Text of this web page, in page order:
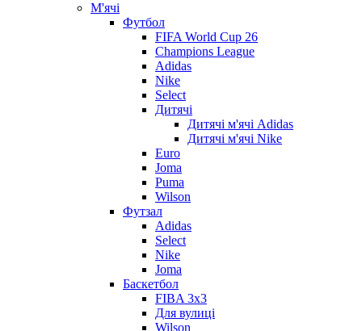
М'ячі
Футбол
FIFA World Cup 26
Champions League
Adidas
Nike
Select
Дитячі
Дитячі м'ячі Adidas
Дитячі м'ячі Nike
Euro
Joma
Puma
Wilson
Футзал
Adidas
Select
Nike
Joma
Баскетбол
FIBA 3x3
Для вулиці
Wilson